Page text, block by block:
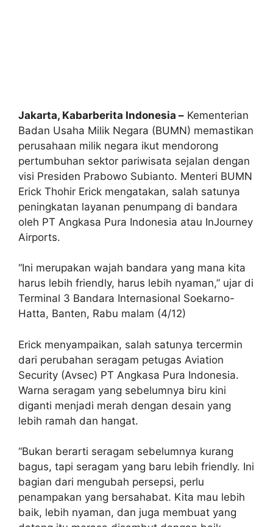
Jakarta, Kabarberita Indonesia – Kementerian
Badan Usaha Milik Negara (BUMN) memastikan
perusahaan milik negara ikut mendorong
pertumbuhan sektor pariwisata sejalan dengan
visi Presiden Prabowo Subianto. Menteri BUMN
Erick Thohir Erick mengatakan, salah satunya
peningkatan layanan penumpang di bandara
oleh PT Angkasa Pura Indonesia atau InJourney
Airports.
“Ini merupakan wajah bandara yang mana kita
harus lebih friendly, harus lebih nyaman,” ujar di
Terminal 3 Bandara Internasional Soekarno-
Hatta, Banten, Rabu malam (4/12)
Erick menyampaikan, salah satunya tercermin
dari perubahan seragam petugas Aviation
Security (Avsec) PT Angkasa Pura Indonesia.
Warna seragam yang sebelumnya biru kini
diganti menjadi merah dengan desain yang
lebih ramah dan hangat.
“Bukan berarti seragam sebelumnya kurang
bagus, tapi seragam yang baru lebih friendly. Ini
bagian dari mengubah persepsi, perlu
penampakan yang bersahabat. Kita mau lebih
baik, lebih nyaman, dan juga membuat yang